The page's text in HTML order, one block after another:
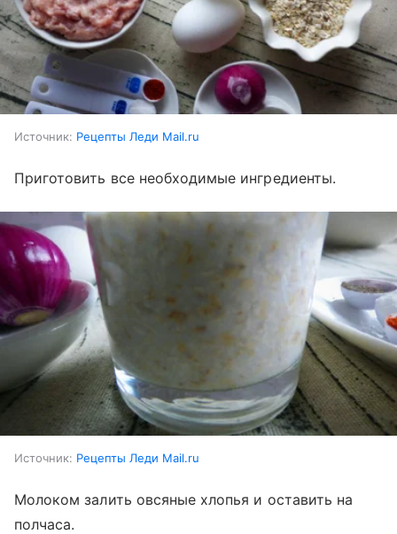
Источник: Рецепты Леди Mail.ru
Приготовить все необходимые ингредиенты.
Источник: Рецепты Леди Mail.ru
Молоком залить овсяные хлопья и оставить на
полчаса.